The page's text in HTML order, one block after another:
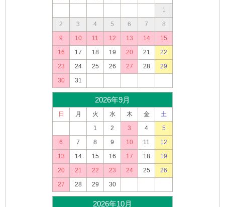
1
2
3 4 5 6 7
8
9
10 11 12 13 14
15
16
17 18 19 20 21
22
23
24 25 26 27 28
29
30
31
2026年9月
日 月 火 水 木 金
土
1
2 3 4
5
6
7 8 9 10 11
12
13
14 15 16 17 18
19
20
21 22 23 24 25
26
27
28 29 30
2026年10月